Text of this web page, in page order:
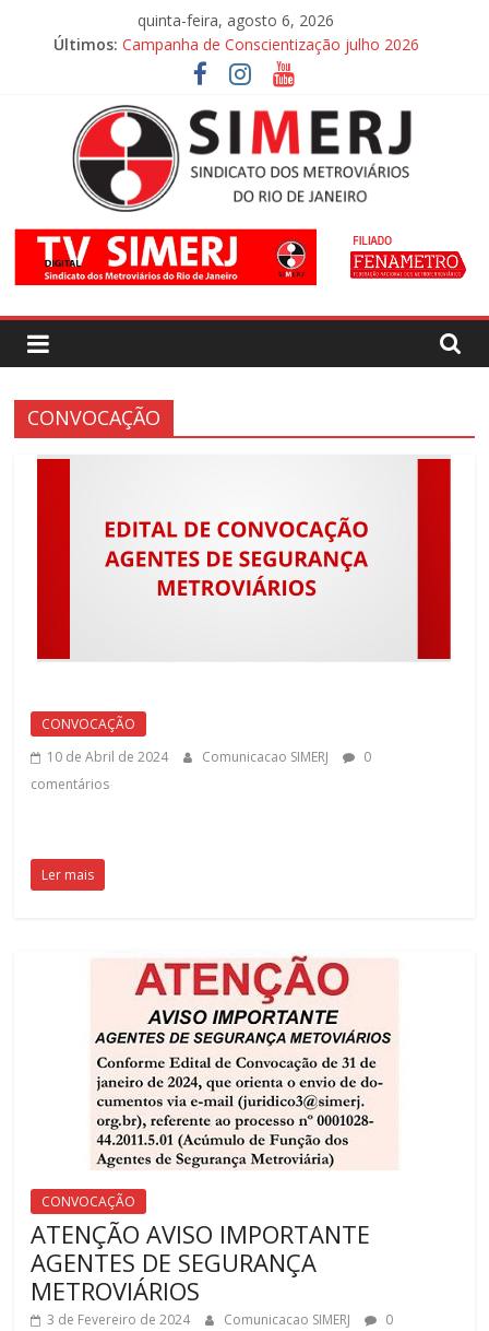
quinta-feira, agosto 6, 2026
Últimos: Campanha de Conscientização julho 2026
Campanha de Conscientização agosto 2026
SIMERJ
–
Sindicato
dos
Metroviários
de
Janeiro
SIMERJ
que
atua
metroviários(as)
CONVOCAÇÃO
CONVOCAÇÃO
10 de Abril de 2024
Comunicacao SIMERJ
0
comentários
Ler mais
CONVOCAÇÃO
ATENÇÃO AVISO IMPORTANTE
AGENTES DE SEGURANÇA
METROVIÁRIOS
3 de Fevereiro de 2024 Comunicacao SIMERJ
0